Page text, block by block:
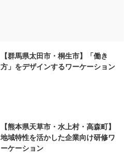
【群馬県太田市・桐生市】「働き
方」をデザインするワーケーション
【熊本県天草市・水上村・高森町】
地域特性を活かした企業向け研修ワ
ーケーション